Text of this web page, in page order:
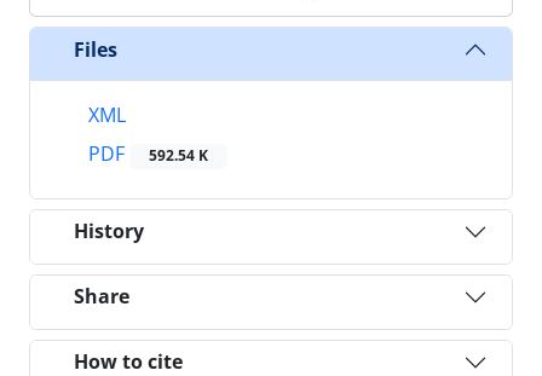
Files
XML
PDF
592.54 K
History
Share
How to cite